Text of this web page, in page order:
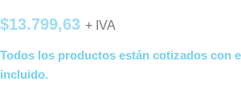
$13.799,63 + IVA
Todos los productos están cotizados con
incluido.